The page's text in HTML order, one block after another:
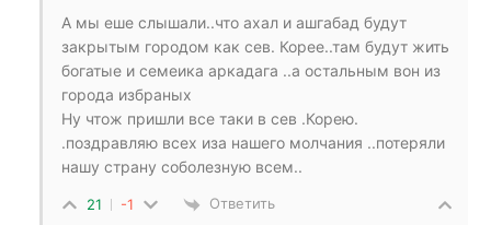
А мы еше слышали..что ахал и ашгабад будут
закрытым городом как сев. Корее..там будут жить
богатые и семеика аркадага ..а остальным вон из
города избраных
Ну чтож пришли все таки в сев .Корею.
.поздравляю всех иза нашего молчания ..потеряли
нашу страну соболезную всем..
21 -1 Ответить